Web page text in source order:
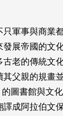
只軍事與商業
發展帝國的文
古老的傳統文
其父親的規畫
的圖書館與文
譯成阿拉伯文